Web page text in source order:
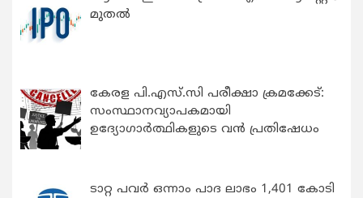
മുതൽ
കേരള പി.എസ്.സി പരീക്ഷാ ക്രമക്കേട്:
സംസ്ഥാനവ്യാപകമായി
ഉദ്യോഗാര്‍ത്ഥികളുടെ വന്‍ പ്രതിഷേധം
ടാറ്റ പവർ ഒന്നാം പാദ ലാഭം 1,401 കോടി